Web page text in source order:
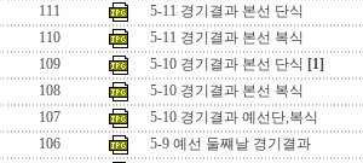
111 5-11 경기결과 본선 단식
110
5-11 경기결과 본선 복식
109
5-10 경기결과 본선 단식 [1]
108
5-10 경기결과 본선 복식
107
5-10 경기결과 예선단,복식
106
5-9 예선 둘쨰날 경기결과